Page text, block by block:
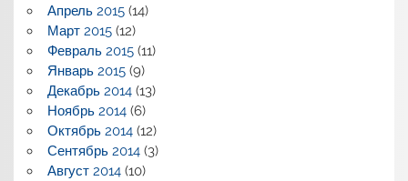
Апрель 2015(14)
Март 2015(12)
Февраль 2015(11)
Январь 2015(9)
Декабрь 2014(13)
Ноябрь 2014(6)
Октябрь 2014(12)
Сентябрь 2014(3)
Август 2014(10)